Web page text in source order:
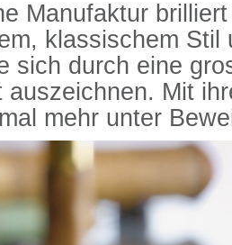
Manufaktur
klassischem Stil
sich durch eine
auszeichnen. Mit
mehr unter